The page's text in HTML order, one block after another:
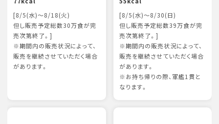
[8/5(水)～8/18(火)
但し販売予定総数30万食が完
売次第終了。]
※期間内の販売状況によって、
販売を継続させていただく場合
があります。
[8/5(水)～8/30(日)
但し販売予定総数39万食が完
売次第終了。]
※期間内の販売状況によって、
販売を継続させていただく場合
があります。
※お持ち帰りの際、軍艦1貫と
なります。